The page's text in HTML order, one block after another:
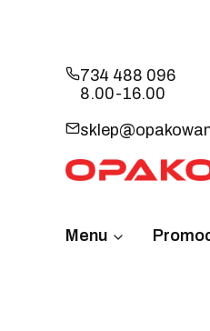
734 488 096
8.00-16.00
Menu